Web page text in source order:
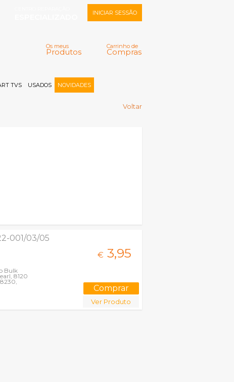
Carrinho de
Compras
Os meus
Produtos
INICIAR SESSÃO
Memorizar
Registar |
TVS USADOS NOVIDADES
Voltar
001/03/05
Bulk
8120
€ 3,95
Ver Produto